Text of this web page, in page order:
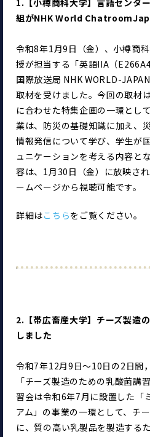
組がNHK World
令和8年1月9日（金）、小樽商
授が担当する「英語IIA（
国際放送局 NHK WORLD-
取材を受けました。今回の取材
に合わせた特集企画の一環とし
業は、防災の基礎知識に加え、
情報発信について学び、学生が
ュニケーションを考える内容と
容は、1月30日（金）に放映さ
ームページから視聴可能です。
詳細はこちらをご覧ください。
2.【帯広畜産大学】チーズ製造
しました
令和7年12月9日～10日の2日間
「チーズ製造のための乳酸菌講
習会は令和6年7月に設置した「
アム」の事業の一環として、チ
に、質の高い乳製品を製造する